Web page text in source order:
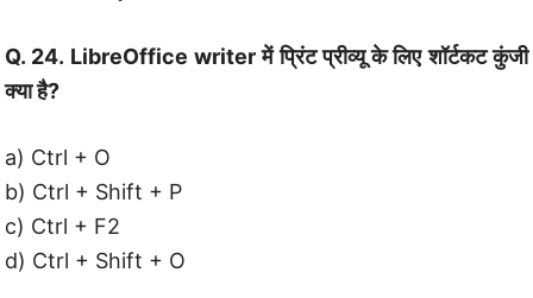
Q. 24. LibreOffice writer में प्रिंट प्रीव्यू के लिए शॉर्टकट कुंजी
क्या है?
a) Ctrl + O
b) Ctrl + Shift + P
c) Ctrl + F2
d) Ctrl + Shift + O